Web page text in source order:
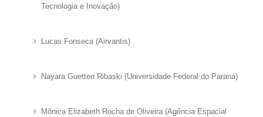
Tecnologia e Inovação)
Lucas Fonseca (Airvantis)
Nayara Guetten Ribaski (Universidade Federal do Paraná)
Mônica Elizabeth Rocha de Oliveira (Agência Espacial